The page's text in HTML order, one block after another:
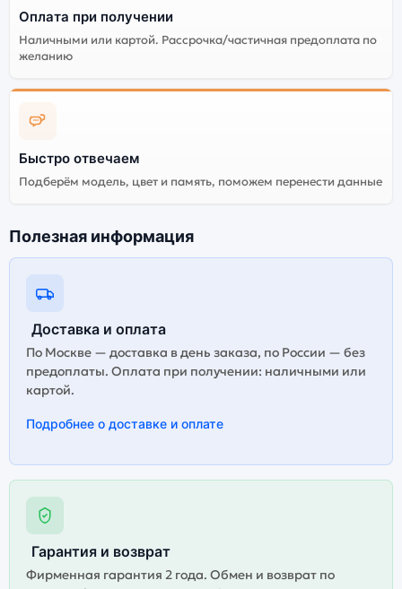
Green (Зелёный):
цветов и моделей
16Gb/512Gb Aurora
Green (Зелёный)
Существует китайская и глобальная версия
смартфона Asus Zenfone 10 16Gb/512Gb Aurora Green
(Зелёный). Мы рекомендуем выбирать глобальной
версию — она полностью адаптирована и
поддерживает все сервисы. Китайская версия может
стоить дешевле, но корректная работа сервисов не
гарантируется.
Оплата при получении
Наличными или картой. Рассрочка/частичная предоплата по
желанию
Быстро отвечаем
Подберём модель, цвет и память, поможем перенести данные
Полезная информация
Доставка и оплата
По Москве — доставка в день заказа, по России — без
предоплаты. Оплата при получении: наличными или
картой.
Подробнее о доставке и оплате
Гарантия и возврат
Фирменная гарантия 2 года. Обмен и возврат по